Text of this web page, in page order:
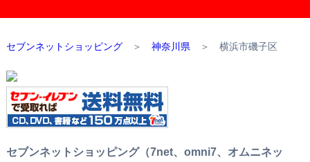
セブンネットショッピング＞ 神奈川県 ＞ 横浜市磯子区
セブンネットショッピング（7net、omni7、オムニネッ